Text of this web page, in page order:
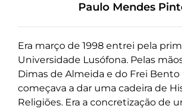
Paulo Mendes
Era março de 1998 entrei pela
Universidade Lusófona. Pelas
Dimas de Almeida e do Frei
começava a dar uma cadeira de
Religiões. Era a concretização de